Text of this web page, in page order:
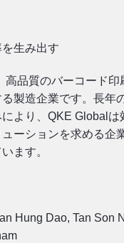
生み出す
高品質のバーコード印
製造企業です。長年
より、QKE Global
ーションを求める企
ます。
Hung Dao, Tan Son